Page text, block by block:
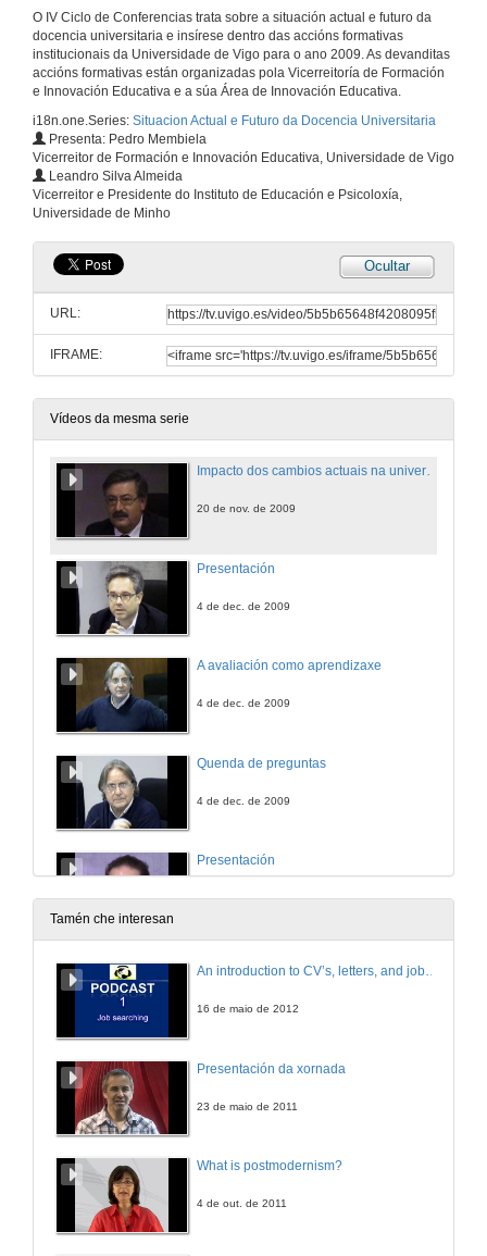
O IV Ciclo de Conferencias trata sobre a situación actual e futuro da
docencia universitaria e insírese dentro das accións formativas
institucionais da Universidade de Vigo para o ano 2009. As devanditas
accións formativas están organizadas pola Vicerreitoría de Formación
e Innovación Educativa e a súa Área de Innovación Educativa.
i18n.one.Series: Situacion Actual e Futuro da Docencia Universitaria
Presenta: Pedro Membiela
Vicerreitor de Formación e Innovación Educativa, Universidade de Vigo
Leandro Silva Almeida
Vicerreitor e Presidente do Instituto de Educación e Psicoloxía,
Universidade de Minho
Ocultar
URL:
IFRAME:
Vídeos da mesma serie
Impacto dos cambios actuais na universidade na adaptación e éxito académico dos estudantes
20 de nov. de 2009
Presentación
4 de dec. de 2009
A avaliación como aprendizaxe
4 de dec. de 2009
Quenda de preguntas
4 de dec. de 2009
Presentación
15 de xan. de 2010
Tamén che interesan
An introduction to CV’s, letters, and job searching
16 de maio de 2012
Presentación da xornada
23 de maio de 2011
What is postmodernism?
4 de out. de 2011